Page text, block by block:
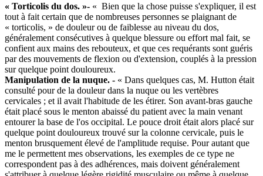
« Torticolis du dos. »- « Bien que la chose puisse s'expliquer, il est
tout à fait certain que de nombreuses personnes se plaignant de
« torticolis, » de douleur ou de faiblesse au niveau du dos,
généralement consécutives à quelque blessure ou effort mal fait, se
confient aux mains des rebouteux, et que ces requérants sont guéris
par des mouvements de flexion ou d'extension, couplés à la pression
sur quelque point douloureux.
Manipulation de la nuque. - « Dans quelques cas, M. Hutton était
consulté pour de la douleur dans la nuque ou les vertèbres
cervicales ; et il avait l'habitude de les étirer. Son avant-bras gauche
était placé sous le menton abaissé du patient avec la main venant
entourer la base de l'os occipital. Le pouce droit était alors placé sur
quelque point douloureux trouvé sur la colonne cervicale, puis le
menton brusquement élevé de l'amplitude requise. Pour autant que
me le permettent mes observations, les exemples de ce type ne
correspondent pas à des adhérences, mais doivent généralement